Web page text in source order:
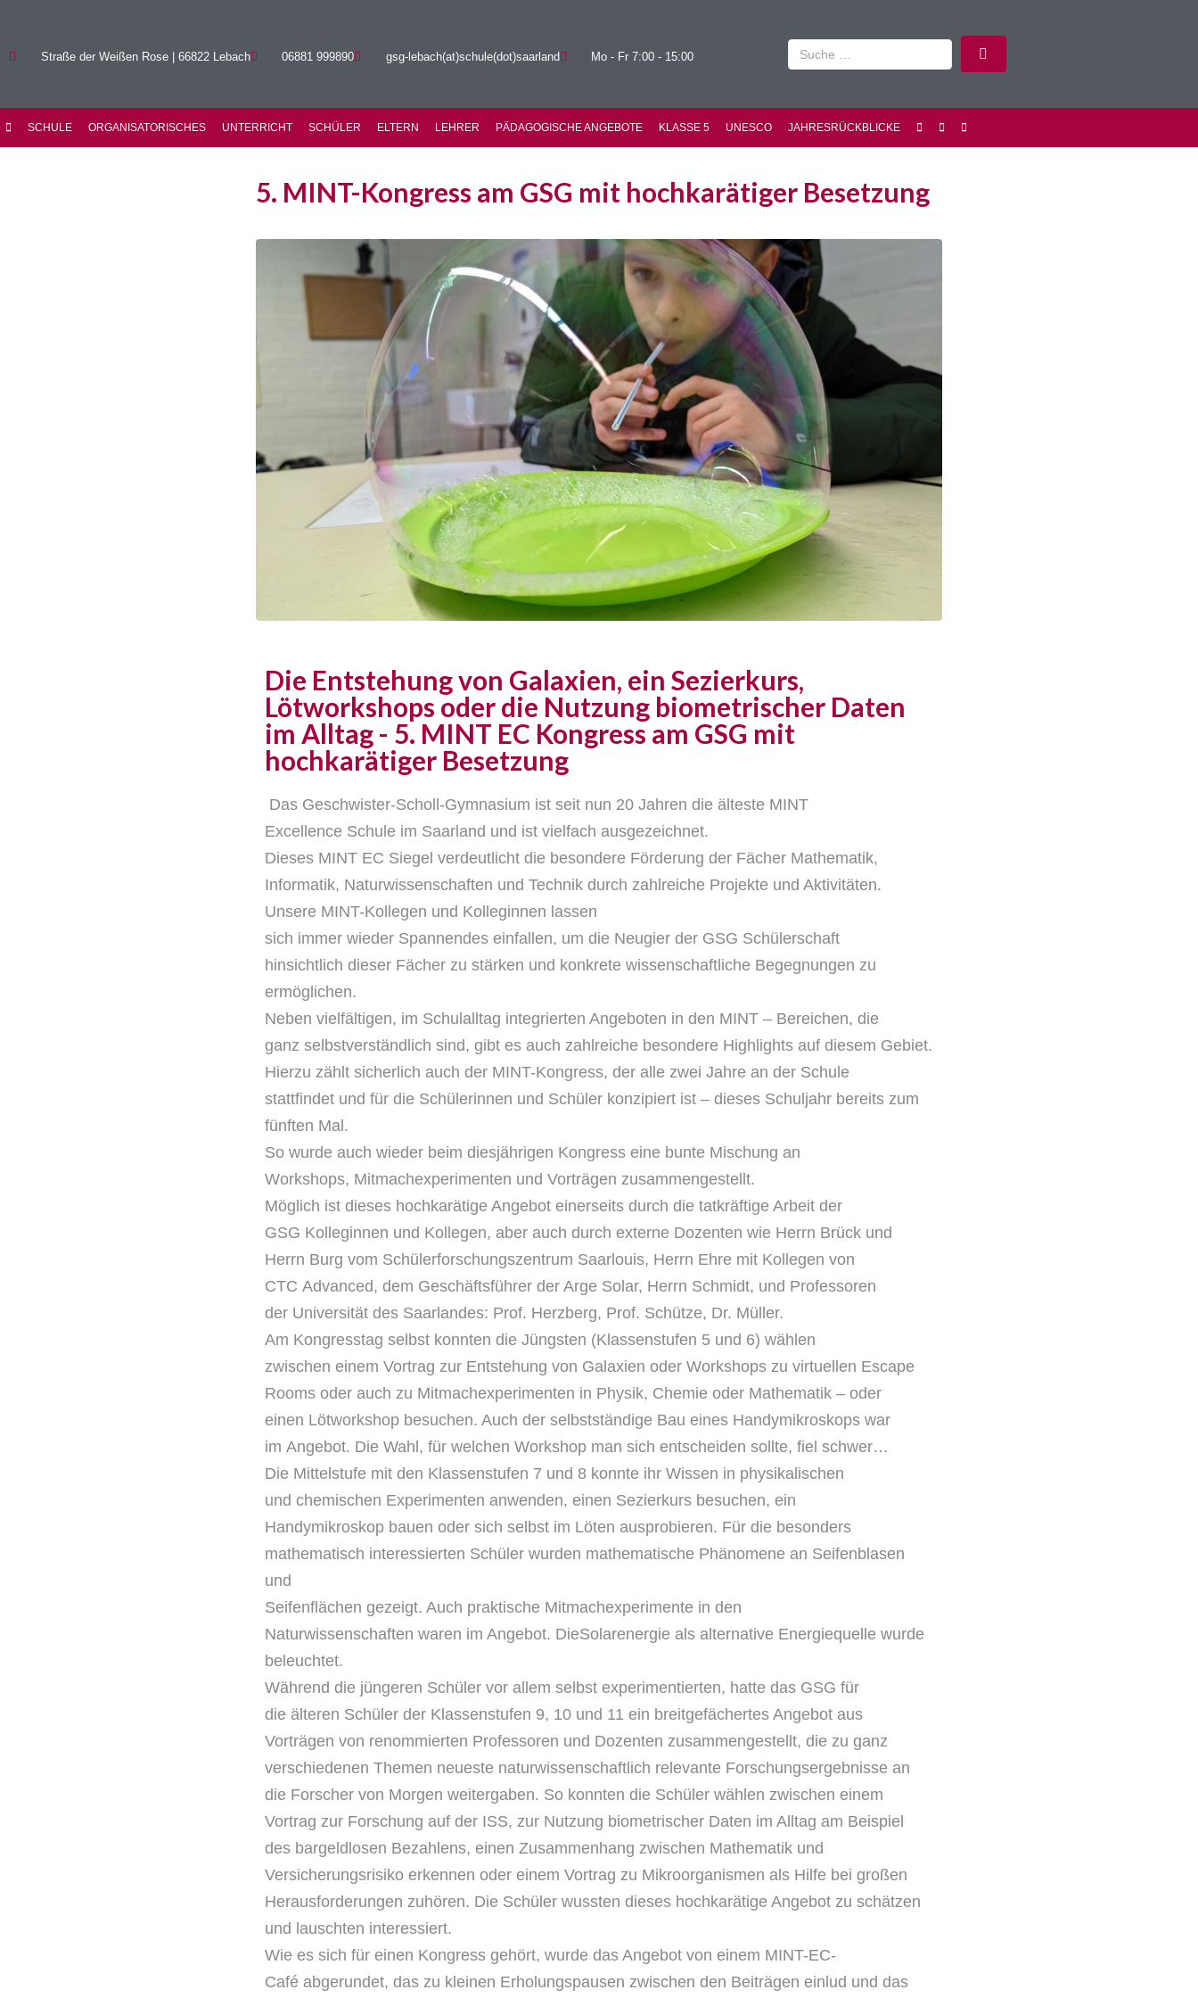
Straße der Weißen Rose | 66822 Lebach 06881 999890 gsg-lebach(at)schule(dot)saarland Mo - Fr 7:00 - 15:00
SCHULE ORGANISATORISCHES UNTERRICHT SCHÜLER ELTERN LEHRER PÄDAGOGISCHE ANGEBOTE KLASSE 5 UNESCO JAHRESRÜCKBLICKE
5. MINT-Kongress am GSG mit hochkarätiger Besetzung
Die Entstehung von Galaxien, ein Sezierkurs,
Lötworkshops oder die Nutzung biometrischer Daten
im Alltag - 5. MINT EC Kongress am GSG mit
hochkarätiger Besetzung
Das Geschwister-Scholl-Gymnasium ist seit nun 20 Jahren die älteste MINT
Excellence Schule im Saarland und ist vielfach ausgezeichnet.
Dieses MINT EC Siegel verdeutlicht die besondere Förderung der Fächer Mathematik,
Informatik, Naturwissenschaften und Technik durch zahlreiche Projekte und Aktivitäten.
Unsere MINT-Kollegen und Kolleginnen lassen
sich immer wieder Spannendes einfallen, um die Neugier der GSG Schülerschaft
hinsichtlich dieser Fächer zu stärken und konkrete wissenschaftliche Begegnungen zu
ermöglichen.
Neben vielfältigen, im Schulalltag integrierten Angeboten in den MINT – Bereichen, die
ganz selbstverständlich sind, gibt es auch zahlreiche besondere Highlights auf diesem Gebiet.
Hierzu zählt sicherlich auch der MINT-Kongress, der alle zwei Jahre an der Schule
stattfindet und für die Schülerinnen und Schüler konzipiert ist – dieses Schuljahr bereits zum
fünften Mal.
So wurde auch wieder beim diesjährigen Kongress eine bunte Mischung an
Workshops, Mitmachexperimenten und Vorträgen zusammengestellt.
Möglich ist dieses hochkarätige Angebot einerseits durch die tatkräftige Arbeit der
GSG Kolleginnen und Kollegen, aber auch durch externe Dozenten wie Herrn Brück und
Herrn Burg vom Schülerforschungszentrum Saarlouis, Herrn Ehre mit Kollegen von
CTC Advanced, dem Geschäftsführer der Arge Solar, Herrn Schmidt, und Professoren
der Universität des Saarlandes: Prof. Herzberg, Prof. Schütze, Dr. Müller.
Am Kongresstag selbst konnten die Jüngsten (Klassenstufen 5 und 6) wählen
zwischen einem Vortrag zur Entstehung von Galaxien oder Workshops zu virtuellen Escape
Rooms oder auch zu Mitmachexperimenten in Physik, Chemie oder Mathematik – oder
einen Lötworkshop besuchen. Auch der selbstständige Bau eines Handymikroskops war
im Angebot. Die Wahl, für welchen Workshop man sich entscheiden sollte, fiel schwer…
Die Mittelstufe mit den Klassenstufen 7 und 8 konnte ihr Wissen in physikalischen
und chemischen Experimenten anwenden, einen Sezierkurs besuchen, ein
Handymikroskop bauen oder sich selbst im Löten ausprobieren. Für die besonders
mathematisch interessierten Schüler wurden mathematische Phänomene an Seifenblasen
und
Seifenflächen gezeigt. Auch praktische Mitmachexperimente in den
Naturwissenschaften waren im Angebot. DieSolarenergie als alternative Energiequelle wurde
beleuchtet.
Während die jüngeren Schüler vor allem selbst experimentierten, hatte das GSG für
die älteren Schüler der Klassenstufen 9, 10 und 11 ein breitgefächertes Angebot aus
Vorträgen von renommierten Professoren und Dozenten zusammengestellt, die zu ganz
verschiedenen Themen neueste naturwissenschaftlich relevante Forschungsergebnisse an
die Forscher von Morgen weitergaben. So konnten die Schüler wählen zwischen einem
Vortrag zur Forschung auf der ISS, zur Nutzung biometrischer Daten im Alltag am Beispiel
des bargeldlosen Bezahlens, einen Zusammenhang zwischen Mathematik und
Versicherungsrisiko erkennen oder einem Vortrag zu Mikroorganismen als Hilfe bei großen
Herausforderungen zuhören. Die Schüler wussten dieses hochkarätige Angebot zu schätzen
und lauschten interessiert.
Wie es sich für einen Kongress gehört, wurde das Angebot von einem MINT-EC-
Café abgerundet, das zu kleinen Erholungspausen zwischen den Beiträgen einlud und das